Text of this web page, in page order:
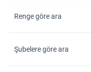
Renge göre ara
Şubelere göre ara